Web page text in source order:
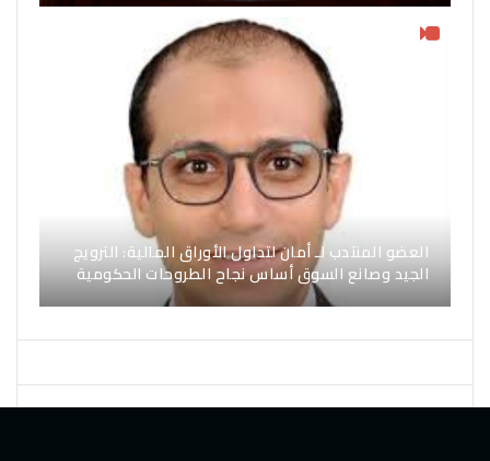
العضو المنتدب لـ أمان لتداول الأوراق المالية: الترويج
الجيد وصانع السوق أساس نجاح الطروحات الحكومية